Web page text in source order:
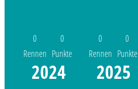
0
Rennen
0
Punkte
2024
0
Rennen
0
Punkte
2025